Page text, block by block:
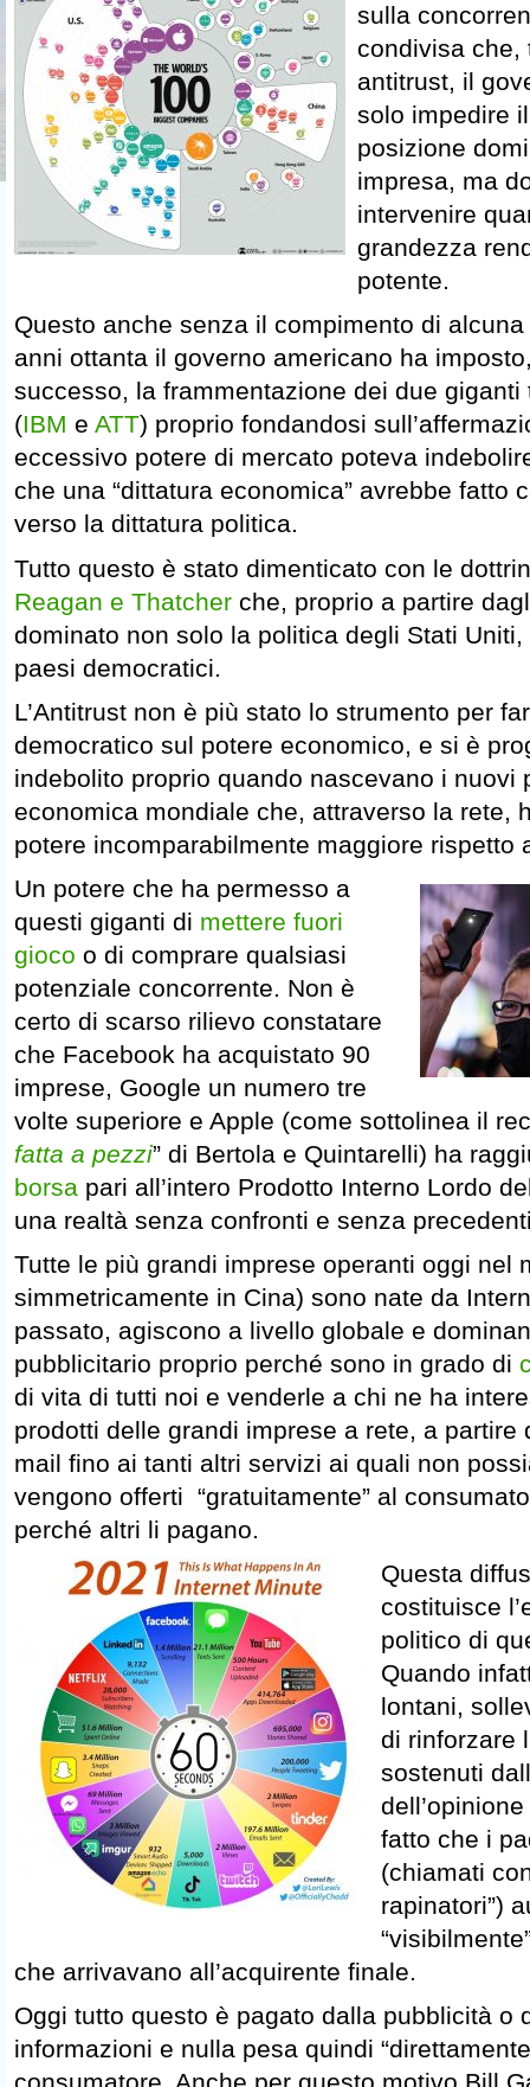
sulla
condivisa che,
antitrust, il
solo impedire
posizione
impresa, ma
intervenire
grandezza
potente.
Questo anche senza il compimento di
anni ottanta il governo americano ha
successo, la frammentazione dei due
(IBM e ATT) proprio fondandosi
eccessivo potere di mercato poteva
che una “dittatura economica” avrebbe fatto
verso la dittatura politica.
Tutto questo è stato dimenticato con le
Reagan e Thatcher che, proprio a partire
dominato non solo la politica degli Stati
paesi democratici.
L’Antitrust non è più stato lo strumento per
democratico sul potere economico, e si è
indebolito proprio quando nascevano i nuovi
economica mondiale che, attraverso la rete,
potere incomparabilmente maggiore rispetto
Un potere che ha permesso a
questi giganti di mettere fuori
gioco o di comprare qualsiasi
potenziale concorrente. Non è
certo di scarso rilievo constatare
che Facebook ha acquistato 90
imprese, Google un numero tre
volte superiore e Apple (come sottolinea il
fatta a pezzi” di Bertola e Quintarelli) ha
borsa pari all’intero Prodotto Interno Lordo
una realtà senza confronti e senza
Tutte le più grandi imprese operanti oggi nel
simmetricamente in Cina) sono nate da
passato, agiscono a livello globale e
pubblicitario proprio perché sono in grado di
di vita di tutti noi e venderle a chi ne ha
prodotti delle grandi imprese a rete, a partire
mail fino ai tanti altri servizi ai quali non
vengono offerti “gratuitamente” al
perché altri li pagano.
Questa
costituisce
politico di
Quando
lontani,
di rinforzare
sostenuti
fatto che i
(chiamati
rapinatori”)
che arrivavano all’acquirente finale.
Oggi tutto questo è pagato dalla pubblicità o
informazioni e nulla pesa quindi